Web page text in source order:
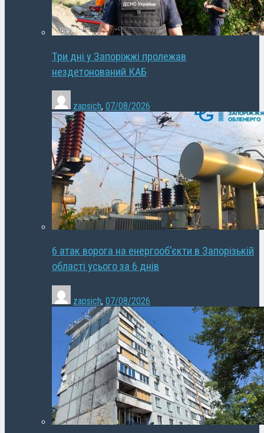
Три дні у Запоріжжі пролежав
нездетонований КАБ
zapsich, 07/08/2026
6 атак ворога на енергооб’єкти в Запорізькій
області усього за 6 днів
zapsich, 07/08/2026